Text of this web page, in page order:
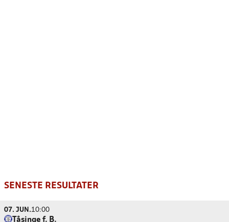
SENESTE RESULTATER
07. JUN.10:00
Tåsinge f. B.